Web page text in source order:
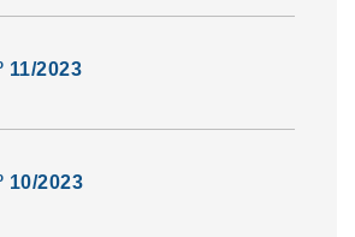
11/2023
10/2023